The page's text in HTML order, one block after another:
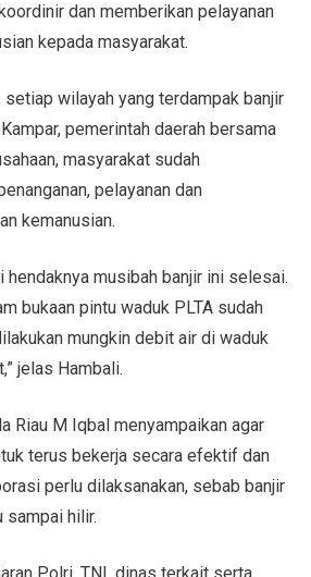
dan memberikan pelayanan
kepada masyarakat.
setiap wilayah yang terdampak banjir
pemerintah daerah bersama
masyarakat sudah
pelayanan dan
kemanusian.
hendaknya musibah banjir ini selesai.
bukaan pintu waduk PLTA sudah
mungkin debit air di waduk
jelas Hambali.
Riau M Iqbal menyampaikan agar
terus bekerja secara efektif dan
perlu dilaksanakan, sebab banjir
sampai hilir.